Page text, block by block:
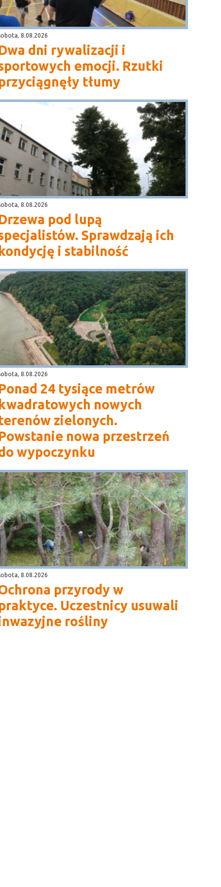
8.08.2026
dni rywalizacji i
emocji. Rzutki
tłumy
8.08.2026
pod lupą
Sprawdzają ich
kondycję i stabilność
8.08.2026
24 tysiące metrów
kwadratowych nowych
zielonych.
nowa przestrzeń
wypoczynku
8.08.2026
przyrody w
Uczestnicy usuwali
rośliny